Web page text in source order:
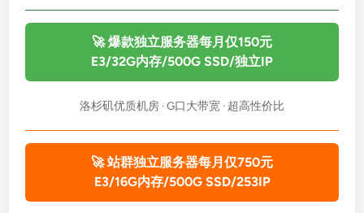
🚀 爆款独立服务器每月仅150元
E3/32G内存/500G SSD/独立IP
洛杉矶优质机房 · G口大带宽 · 超高性价比
🚀 站群独立服务器每月仅750元
E3/16G内存/500G SSD/253IP